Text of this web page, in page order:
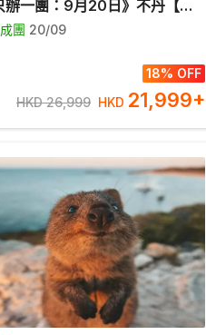
辦一團：9月20日》不丹【直
返、全包價】6天深度遊喜馬拉
寺/親身體驗試穿不丹傳統國服/
最華麗及浪漫的普納卡宗
團 20/09
18% OFF
HKD 26,999 HKD 21,999+